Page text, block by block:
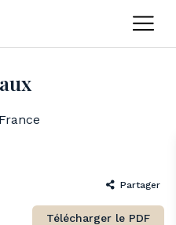
Partager
Télécharger le PDF